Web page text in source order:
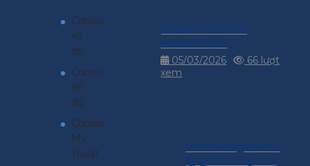
Consol
45
độ
Consol
90
độ
Consol
Mỹ
Thuật
Thanh TC100.75
MasterTruss
05/03/2026
66 lượt
xem
Môi trường biển ở
Quy Nhơn liệu có